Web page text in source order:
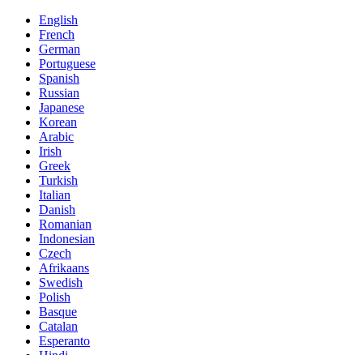
English
French
German
Portuguese
Spanish
Russian
Japanese
Korean
Arabic
Irish
Greek
Turkish
Italian
Danish
Romanian
Indonesian
Czech
Afrikaans
Swedish
Polish
Basque
Catalan
Esperanto